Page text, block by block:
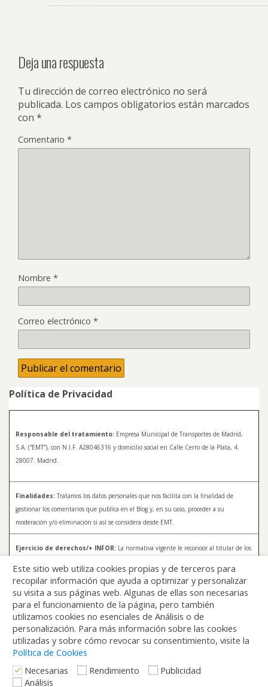
Deja una respuesta
Tu dirección de correo electrónico no será
publicada. Los campos obligatorios están marcados
con *
Comentario *
Nombre *
Correo electrónico *
Política de Privacidad
Responsable del tratamiento: Empresa Municipal de Transportes de Madrid,
S.A. (“EMT”), con N.I.F. A28046316 y domicilio social en Calle Cerro de la Plata, 4.
28007. Madrid.
Finalidades: Tratamos los datos personales que nos facilita con la finalidad de
gestionar los comentarios que publica en el Blog y, en su caso, proceder a su
moderación y/o eliminación si así se considera desde EMT.
Ejercicio de derechos/+ INFOR: La normativa vigente le reconoce al titular de los
rectificar y a solicitar la supresión de sus datos. Para más información sobre el
tratamiento de sus datos y la forma en que puede ejercer sus derechos, consulte la
Política de Privacidad de Blog EMT, disponible en:
blog.emtmadrid.es/politica-de-
privacidad
Este sitio web utiliza cookies propias y de terceros para
recopilar información que ayuda a optimizar y personalizar
su visita a sus páginas web. Algunas de ellas son necesarias
para el funcionamiento de la página, pero también
utilizamos cookies no esenciales de Análisis o de
personalización. Para más información sobre las cookies
utilizadas y sobre cómo revocar su consentimiento, visite la
Política de Cookies
Necesarias
Rendimiento
Publicidad
Análisis